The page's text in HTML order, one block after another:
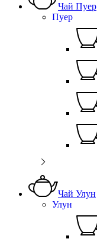
Чай Пуер
Пуер
Чай Улун
Улун